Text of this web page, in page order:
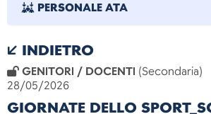
PERSONALE ATA
INDIETRO
GENITORI / DOCENTI (Secondaria)
28/05/2026
GIORNATE DELLO